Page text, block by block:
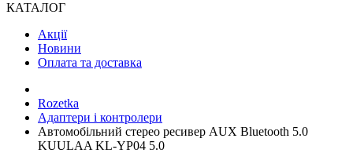
КАТАЛОГ
Акції
Новини
Оплата та доставка
Rozetka
Адаптери і контролери
Автомобільний стерео ресивер AUX Bluetooth 5.0
KUULAA KL-YP04 5.0